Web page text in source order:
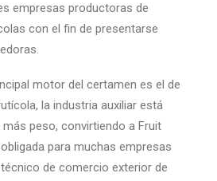
empresas productoras de
con el fin de presentarse
motor del certamen es el de
la industria auxiliar está
peso, convirtiendo a Fruit
para muchas empresas
de comercio exterior de